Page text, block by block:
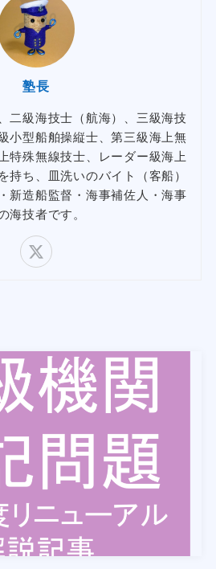
塾長
二級海技士（航海）、三級海技
小型船舶操縦士、第三級海上無
特殊無線技士、レーダー級海上
持ち、皿洗いのバイト（客船）
新造船監督・海事補佐人・海事
海技者です。